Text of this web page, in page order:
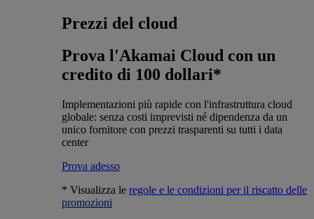
Prezzi del cloud
Prova l'Akamai Cloud con un
credito di 100 dollari*
Implementazioni più rapide con l'infrastruttura cloud
globale: senza costi imprevisti né dipendenza da un
unico fornitore con prezzi trasparenti su tutti i data
center
Prova adesso
* Visualizza le regole e le condizioni per il riscatto delle
promozioni